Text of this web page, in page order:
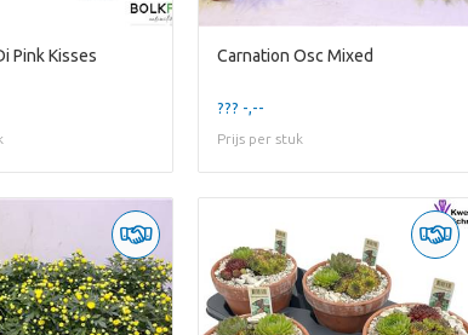
Pink Kisses Carnation Osc Mixed
??? -,--
Prijs per stuk